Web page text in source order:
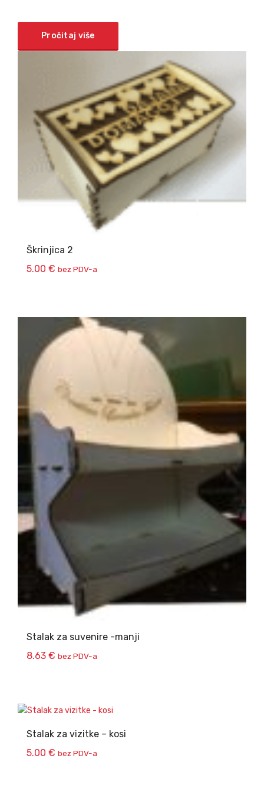
Pročitaj više
Škrinjica 2
5.00 € bez PDV-a
Stalak za suvenire -manji
8.63 € bez PDV-a
Stalak za vizitke – kosi
5.00 € bez PDV-a